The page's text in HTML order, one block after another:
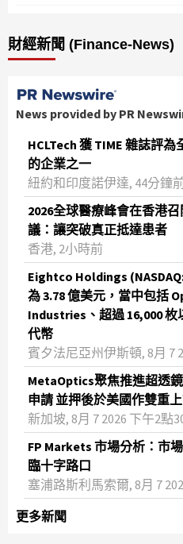
財經新聞 (Finance-News)
News provided by PR
HCLTech 獲 TIME 雜誌評
的企業之一
紐約和印度諾伊達, 44分鐘
2026全球醫療峰會在香港
議：讓突破真正抵達患者
香港, 2小時前
Eightco Holdings
為 3.78 億美元，當中包括
Industries、超過 16,000 枚
代幣
賓夕法尼亞州伊斯頓, 8月 7
MetaOptics聚焦推進超透
申請 並押後於美國作雙重
新加坡, 8月 7 2026 下午2點
FP Markets 市場分析：市
臨十字路口
塞浦路斯利馬索爾, 8月 7
更多新聞